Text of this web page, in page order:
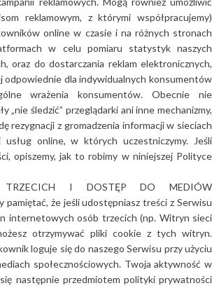
reklamowym, z którymi współpracujemy)
online w czasie i na różnych stronach
w celu pomiaru statystyk naszych
oraz do dostarczania reklam elektronicznych,
odpowiednie dla indywidualnych konsumentów
wrażenia konsumentów. Obecnie nie
„nie śledzić” przeglądarki ani inne mechanizmy,
rezygnacji z gromadzenia informacji w sieciach
online, w których uczestniczymy. Jeśli
opiszemy, jak to robimy w niniejszej Polityce
TRZECICH I DOSTĘP DO MEDIÓW
pamiętać, że jeśli udostępniasz treści z Serwisu
internetowych osób trzecich (np. Witryn sieci
otrzymywać pliki cookie z tych witryn.
loguje się do naszego Serwisu przy użyciu
społecznościowych. Twoja aktywność w
następnie przedmiotem polityki prywatności